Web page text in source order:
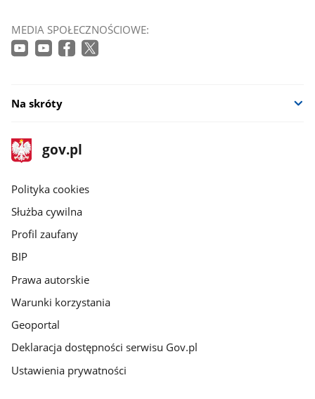
MEDIA SPOŁECZNOŚCIOWE:
Na skróty
stopka
gov.pl
Strona
gov.pl
gov.pl
Polityka cookies
Służba cywilna
Profil zaufany
BIP
Prawa autorskie
Warunki korzystania
Geoportal
Deklaracja dostępności serwisu Gov.pl
Ustawienia prywatności